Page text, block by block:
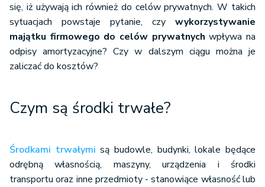
się, iż używają ich również do celów prywatnych. W takich
sytuacjach powstaje pytanie, czy wykorzystywanie
majątku firmowego do celów prywatnych wpływa na
odpisy amortyzacyjne? Czy w dalszym ciągu można je
zaliczać do kosztów?
Czym są środki trwałe?
Środkami trwałymi są budowle, budynki, lokale będące
odrębną własnością, maszyny, urządzenia i środki
transportu oraz inne przedmioty - stanowiące własność lub